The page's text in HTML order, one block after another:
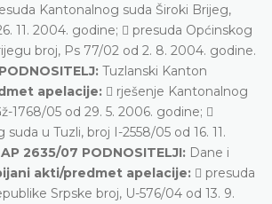
Kantonalnog suda Široki Brijeg,
11. 2004. godine;  presuda Općinskog
broj, Ps 77/02 od 2. 8. 2004. godine.
Tuzlanski Kanton
apelacije:  rješenje Kantonalnog
1768/05 od 29. 5. 2006. godine; 
u Tuzli, broj I-2558/05 od 16. 11.
AP 2635/07 PODNOSITELJI: Dane i
akti/predmet apelacije:  presuda
Srpske broj, U-576/04 od 13. 9.